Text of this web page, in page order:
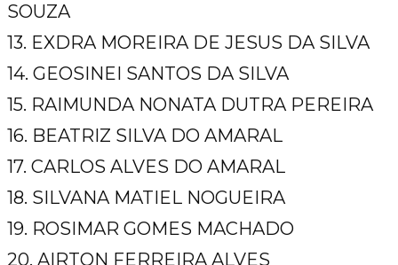
SOUZA
13. EXDRA MOREIRA DE JESUS DA SILVA
14. GEOSINEI SANTOS DA SILVA
15. RAIMUNDA NONATA DUTRA PEREIRA
16. BEATRIZ SILVA DO AMARAL
17. CARLOS ALVES DO AMARAL
18. SILVANA MATIEL NOGUEIRA
19. ROSIMAR GOMES MACHADO
20. AIRTON FERREIRA ALVES